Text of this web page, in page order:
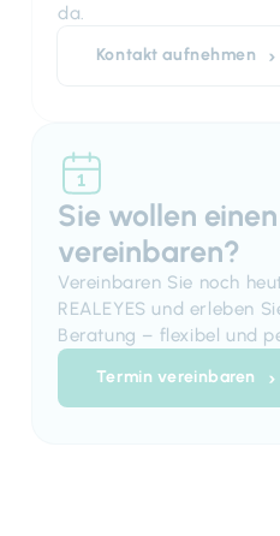
da.
Kontakt aufnehmen
Sie wollen
vereinbaren?
Vereinbaren Sie noch
REALEYES und erleben
Beratung – flexibel und
Termin vereinbaren